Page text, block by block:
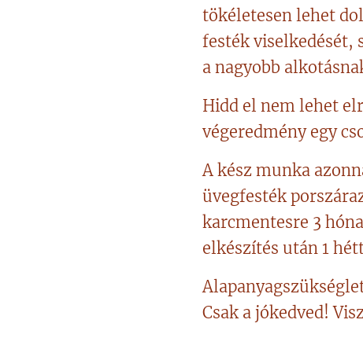
tökéletesen lehet
festék viselkedését,
a nagyobb
Hidd el nem lehet
végeredmény egy
A kész munka
üvegfesték
karcmentesre 3
elkészítés után 1
Csak a jókedved!